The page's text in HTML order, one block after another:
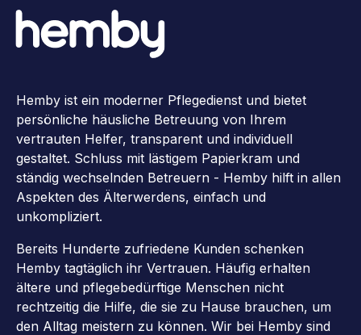
Hemby ist ein moderner Pflegedienst und bietet
persönliche häusliche Betreuung von Ihrem
vertrauten Helfer, transparent und individuell
gestaltet. Schluss mit lästigem Papierkram und
ständig wechselnden Betreuern - Hemby hilft in allen
Aspekten des Älterwerdens, einfach und
unkompliziert.
Bereits Hunderte zufriedene Kunden schenken
Hemby tagtäglich ihr Vertrauen. Häufig erhalten
ältere und pflegebedürftige Menschen nicht
rechtzeitig die Hilfe, die sie zu Hause brauchen, um
den Alltag meistern zu können. Wir bei Hemby sind